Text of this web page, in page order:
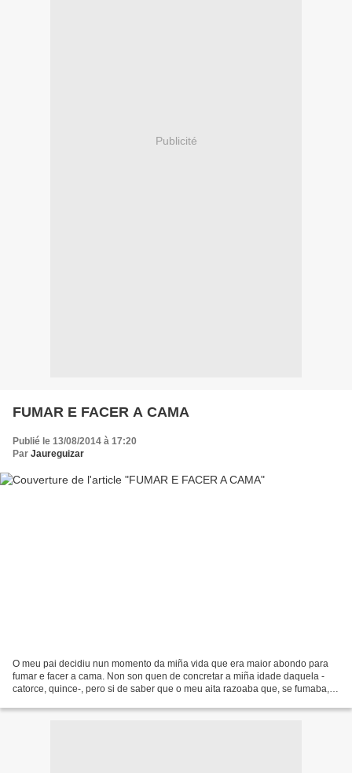
Publicité
FUMAR E FACER A CAMA
Publié le 13/08/2014 à 17:20
Par Jaureguizar
O meu pai decidiu nun momento da miña vida que era maior abondo para
fumar e facer a cama. Non son quen de concretar a miña idade daquela -
catorce, quince-, pero si de saber que o meu aita razoaba que, se fumaba,